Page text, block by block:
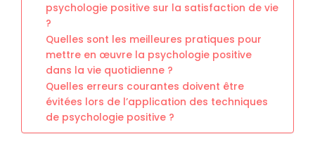
psychologie positive sur la satisfaction de vie
?
Quelles sont les meilleures pratiques pour
mettre en œuvre la psychologie positive
dans la vie quotidienne ?
Quelles erreurs courantes doivent être
évitées lors de l’application des techniques
de psychologie positive ?